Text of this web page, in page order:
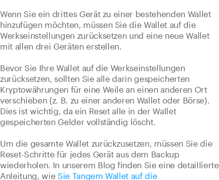
Wenn Sie ein drittes Gerät zu einer bestehenden Wallet
hinzufügen möchten, müssen Sie die Wallet auf die
Werkseinstellungen zurücksetzen und eine neue Wallet
mit allen drei Geräten erstellen.
Bevor Sie Ihre Wallet auf die Werkseinstellungen
zurücksetzen, sollten Sie alle darin gespeicherten
Kryptowährungen für eine Weile an einen anderen Ort
verschieben (z. B. zu einer anderen Wallet oder Börse).
Dies ist wichtig, da ein Reset alle in der Wallet
gespeicherten Gelder vollständig löscht.
Um die gesamte Wallet zurückzusetzen, müssen Sie die
Reset-Schritte für jedes Gerät aus dem Backup
wiederholen. In unserem Blog finden Sie eine detaillierte
Anleitung, wie Sie Tangem Wallet auf die